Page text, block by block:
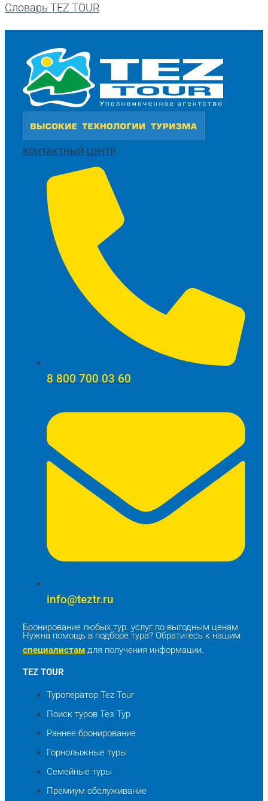
Словарь TEZ TOUR
КОНТАКТНЫЙ ЦЕНТР
8 800 700 03 60
info@teztr.ru
Бронирование любых тур. услуг по выгодным ценам
Нужна помощь в подборе тура? Обратитесь к нашим
специалистам для получения информации.
TEZ TOUR
Туроператор Tez Tour
Поиск туров Тез Тур
Раннее бронирование
Горнолыжные туры
Семейные туры
Премиум обслуживание